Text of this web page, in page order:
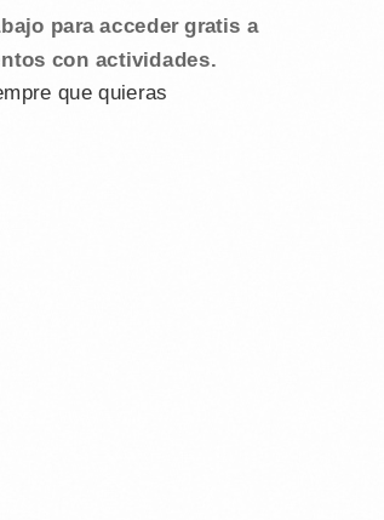
para acceder gratis a
con actividades.
que quieras